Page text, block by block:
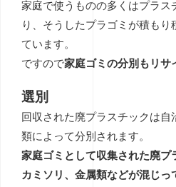
家庭で使うものの多くはプラス
り、そうしたプラゴミが積もり
ています。
ですので家庭ゴミの分別もリサ
選別
回収された廃プラスチックは
類によって分別されます。
家庭ゴミとして収集された廃プ
カミソリ、金属類などが混じっ